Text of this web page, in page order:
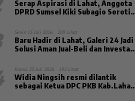
Serap Aspirasi di Lahat, Anggota
DPRD Sumsel Kiki Subagio Soroti
Senin 13 Juli 2026 209 Lihat
Baru Hadir di Lahat, Galeri 24 Jadi
Solusi Aman Jual-Beli dan Investasi
Kamis 23 Juli 2026 192 Lihat
Widia Ningsih resmi dilantik
sebagai Ketua DPC PKB Kab.Lahat